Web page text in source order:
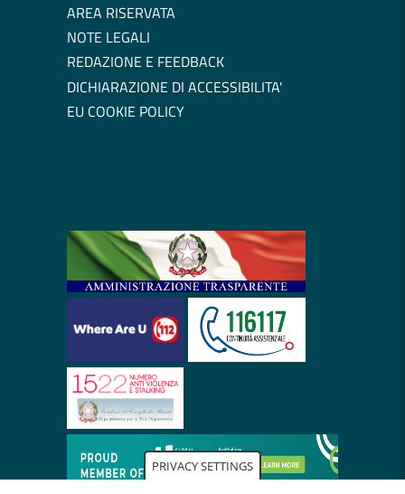
PRIVACY SETTINGS
AREA RISERVATA
NOTE LEGALI
REDAZIONE E FEEDBACK
DICHIARAZIONE DI ACCESSIBILITA'
EU COOKIE POLICY